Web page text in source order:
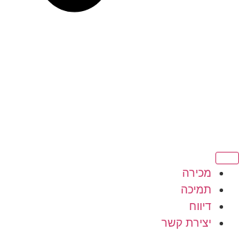
מכירה
תמיכה
דיווח
יצירת קשר